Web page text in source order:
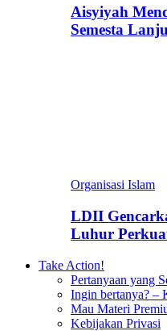
Aisyiyah
Semesta
Organisasi Islam
LDII
Luhur
Take Action!
Pertanyaan yang
Ingin bertanya? –
Mau Materi
Kebijakan Privasi